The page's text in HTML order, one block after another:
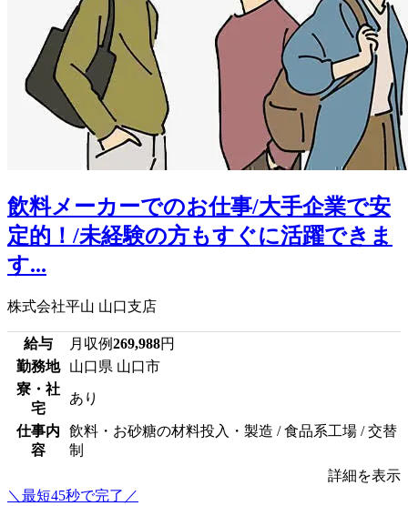
飲料メーカーでのお仕事/大手企業で安
定的！/未経験の方もすぐに活躍できま
す...
株式会社平山 山口支店
給与 月収例269,988円
勤務地
山口県 山口市
寮・社
宅
あり
仕事内
容
飲料・お砂糖の材料投入・製造 / 食品系工場 / 交替
制
詳細を表示
＼最短45秒で完了／